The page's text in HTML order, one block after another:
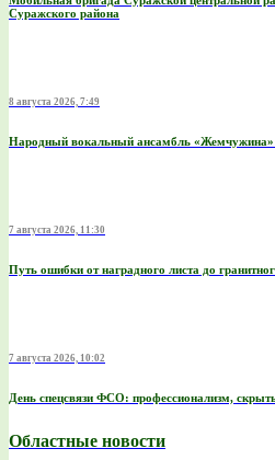
Суражского района
8 августа 2026, 7:49
Народный вокальный ансамбль «Жемчужина»
7 августа 2026, 11:30
Путь ошибки от наградного листа до
7 августа 2026, 10:02
День спецсвязи ФСО: профессионализм,
Областные новости